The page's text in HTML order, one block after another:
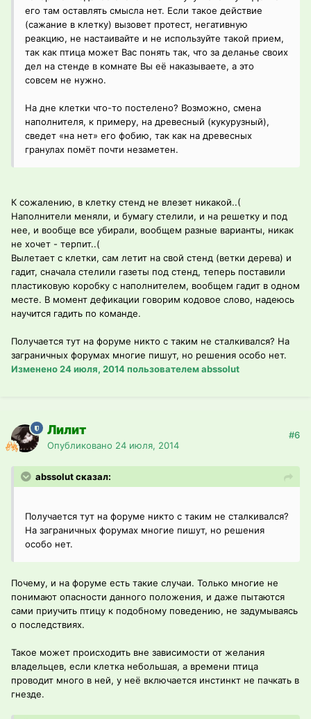
его там оставлять смысла нет. Если такое действие
(сажание в клетку) вызовет протест, негативную
реакцию, не настаивайте и не используйте такой прием,
так как птица может Вас понять так, что за деланье своих
дел на стенде в комнате Вы её наказываете, а это
совсем не нужно.
На дне клетки что-то постелено? Возможно, смена
наполнителя, к примеру, на древесный (кукурузный),
сведет «на нет» его фобию, так как на древесных
гранулах помёт почти незаметен.
К сожалению, в клетку стенд не влезет никакой..(
Наполнители меняли, и бумагу стелили, и на решетку и под
нее, и вообще все убирали, вообщем разные варианты, никак
не хочет - терпит..(
Вылетает с клетки, сам летит на свой стенд (ветки дерева) и
гадит, сначала стелили газеты под стенд, теперь поставили
пластиковую коробку с наполнителем, вообщем гадит в одном
месте. В момент дефикации говорим кодовое слово, надеюсь
научится гадить по команде.
Получается тут на форуме никто с таким не сталкивался? На
заграничных форумах многие пишут, но решения особо нет.
Изменено24 июля, 2014пользователем abssolut
Лилит
Опубликовано 24 июля, 2014
#6
abssolut сказал:
Получается тут на форуме никто с таким не сталкивался?
На заграничных форумах многие пишут, но решения
особо нет.
Почему, и на форуме есть такие случаи. Только многие не
понимают опасности данного положения, и даже пытаются
сами приучить птицу к подобному поведению, не задумываясь
о последствиях.
Такое может происходить вне зависимости от желания
владельцев, если клетка небольшая, а времени птица
проводит много в ней, у неё включается инстинкт не пачкать в
гнезде.